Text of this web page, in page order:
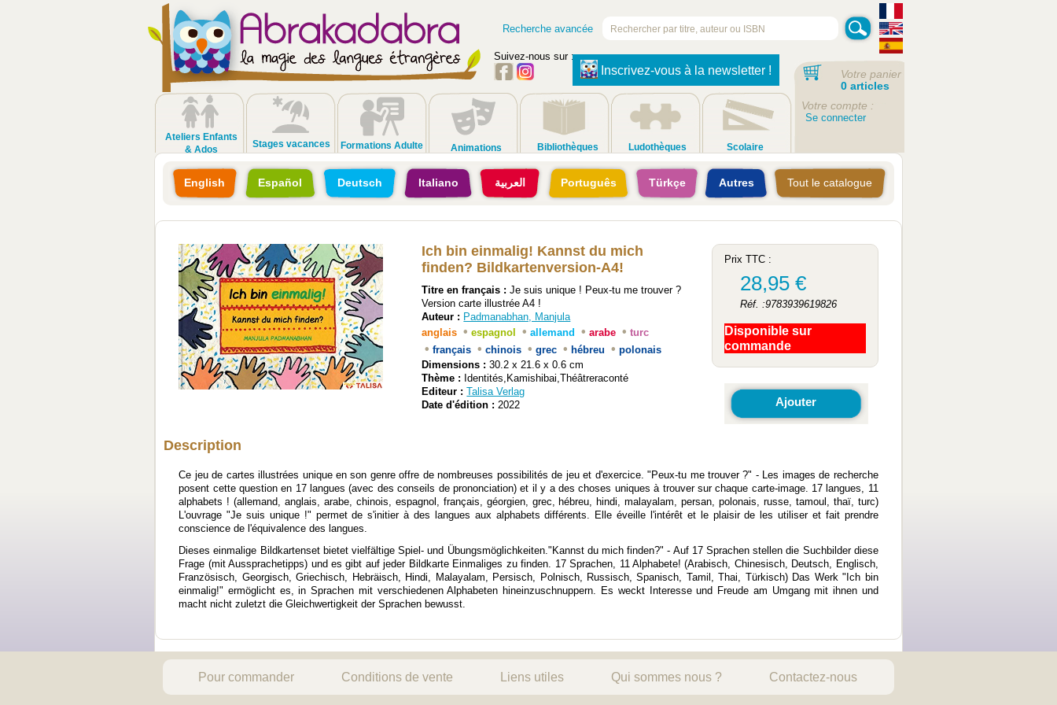
Recherche avancée
Suivez-nous sur :
Inscrivez-vous à la newsletter !
Ateliers Enfants
& Ados
Stages vacances Formations Adulte Animations Bibliothèques Ludothèques Scolaire
Votre panier
0 articles
Votre compte :
Se connecter
English Español Deutsch Italiano العربية Português Türkçe Autres Tout le catalogue
Ich bin einmalig! Kannst du mich
finden? Bildkartenversion-A4!
Titre en français : Je suis unique ! Peux-tu me trouver ?
Version carte illustrée A4 !
Auteur : Padmanabhan, Manjula
anglais • espagnol • allemand • arabe • turc
• français • chinois • grec • hébreu • polonais
Dimensions : 30.2 x 21.6 x 0.6 cm
Thème : Identités,Kamishibai,Théâtreraconté
Editeur :Talisa Verlag
Date d'édition : 2022
Prix TTC :
28,95 €
Réf. :9783939619826
Disponible sur
commande
Ajouter
Description
Ce jeu de cartes illustrées unique en son genre offre de nombreuses possibilités de jeu et d'exercice. "Peux-tu me trouver ?" - Les images de recherche
posent cette question en 17 langues (avec des conseils de prononciation) et il y a des choses uniques à trouver sur chaque carte-image. 17 langues, 11
alphabets ! (allemand, anglais, arabe, chinois, espagnol, français, géorgien, grec, hébreu, hindi, malayalam, persan, polonais, russe, tamoul, thaï, turc)
L'ouvrage "Je suis unique !" permet de s'initier à des langues aux alphabets différents. Elle éveille l'intérêt et le plaisir de les utiliser et fait prendre
conscience de l'équivalence des langues.
Dieses einmalige Bildkartenset bietet vielfältige Spiel- und Übungsmöglichkeiten."Kannst du mich finden?" - Auf 17 Sprachen stellen die Suchbilder diese
Frage (mit Aussprachetipps) und es gibt auf jeder Bildkarte Einmaliges zu finden. 17 Sprachen, 11 Alphabete! (Arabisch, Chinesisch, Deutsch, Englisch,
Französisch, Georgisch, Griechisch, Hebräisch, Hindi, Malayalam, Persisch, Polnisch, Russisch, Spanisch, Tamil, Thai, Türkisch) Das Werk "Ich bin
einmalig!" ermöglicht es, in Sprachen mit verschiedenen Alphabeten hineinzuschnuppern. Es weckt Interesse und Freude am Umgang mit ihnen und
macht nicht zuletzt die Gleichwertigkeit der Sprachen bewusst.
Pour commander Conditions de vente Liens utiles Qui sommes nous ? Contactez-nous